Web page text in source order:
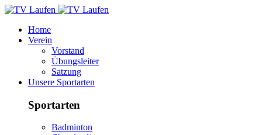
Home
Verein
Vorstand
Übungsleiter
Satzung
Unsere Sportarten
Sportarten
Badminton